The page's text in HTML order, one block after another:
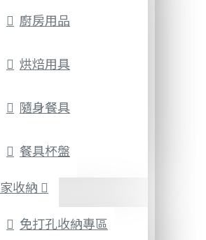
廚房用品
烘焙用具
隨身餐具
餐具杯盤
收納
免打孔收納專區